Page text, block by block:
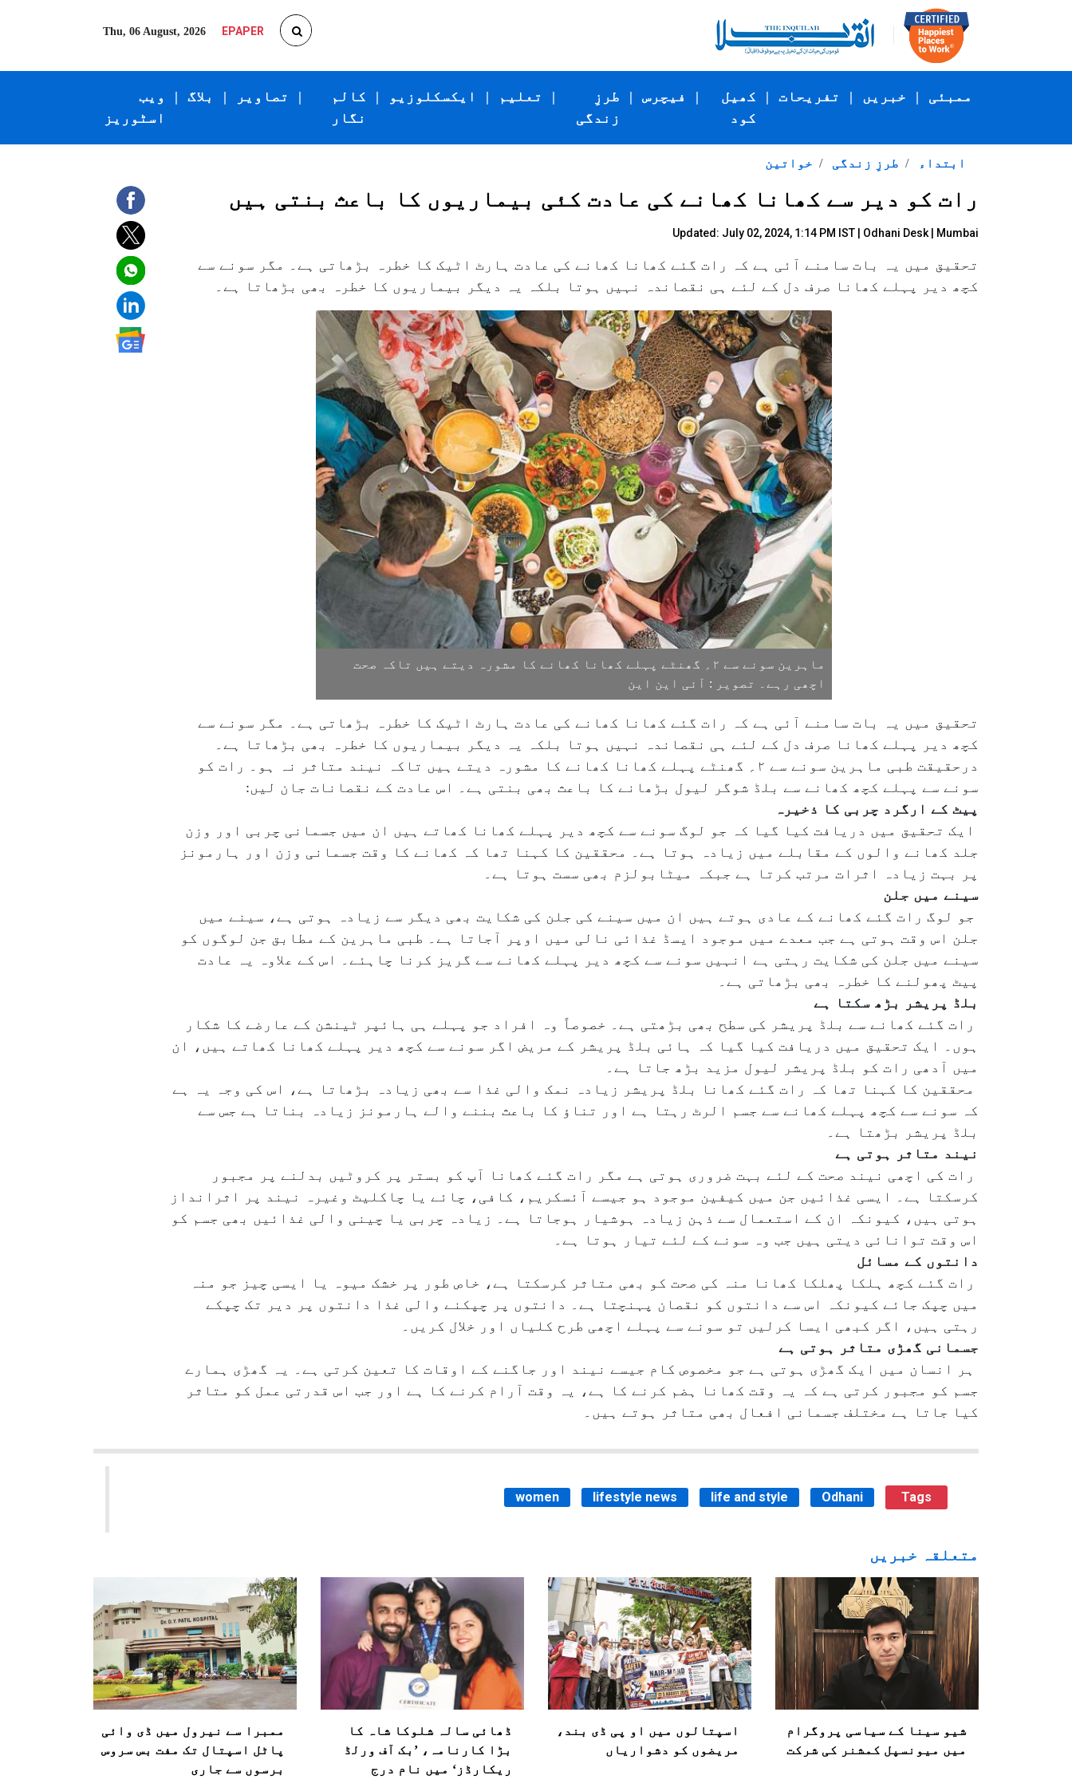
Thu, 06 August, 2026 EPAPER
ویب
اسٹوریز
| بلاگ | تصاویر |
کالم
نگار
| ایکسکلوزیو | تعلیم |
طرزِ
زندگی
| فیچرس |
کھیل
کود
| تفریحات | خبریں | ممبئی
خواتین طرزِ زندگی ابتداء
رات کو دیر سے کھانا کھانے کی عادت کئی بیماریوں کا باعث بنتی ہیں
Updated: July 02, 2024, 1:14 PM IST | Odhani Desk | Mumbai
تحقیق میں یہ بات سامنے آئی ہے کہ رات گئے کھانا کھانے کی عادت ہارٹ اٹیک کا خطرہ بڑھاتی ہے۔ مگر سونے سے
کچھ دیر پہلے کھانا صرف دل کے لئے ہی نقصاندہ نہیں ہوتا بلکہ یہ دیگر بیماریوں کا خطرہ بھی بڑھاتا ہے۔
ماہرین سونے سے ۲؍ گھنٹے پہلے کھانا کھانے کا مشورہ دیتے ہیں تاکہ صحت
اچھی رہے۔ تصویر : آئی این این
تحقیق میں یہ بات سامنے آئی ہے کہ رات گئے کھانا کھانے کی عادت ہارٹ اٹیک کا خطرہ بڑھاتی ہے۔ مگر سونے سے
کچھ دیر پہلے کھانا صرف دل کے لئے ہی نقصاندہ نہیں ہوتا بلکہ یہ دیگر بیماریوں کا خطرہ بھی بڑھاتا ہے۔
درحقیقت طبی ماہرین سونے سے ۲؍ گھنٹے پہلے کھانا کھانے کا مشورہ دیتے ہیں تاکہ نیند متاثر نہ ہو۔ رات کو
سونے سے پہلے کچھ کھانے سے بلڈ شوگر لیول بڑھانے کا باعث بھی بنتی ہے۔ اس عادت کے نقصانات جان لیں:
پیٹ کے ارگرد چربی کا ذخیرہ
ایک تحقیق میں دریافت کیا گیا کہ جو لوگ سونے سے کچھ دیر پہلے کھانا کھاتے ہیں ان میں جسمانی چربی اور وزن
جلد کھانے والوں کے مقابلے میں زیادہ ہوتا ہے۔ محققین کا کہنا تھا کہ کھانے کا وقت جسمانی وزن اور ہارمونز
پر بہت زیادہ اثرات مرتب کرتا ہے جبکہ میٹابولزم بھی سست ہوتا ہے۔
سینے میں جلن
جو لوگ رات گئے کھانے کے عادی ہوتے ہیں ان میں سینے کی جلن کی شکایت بھی دیگر سے زیادہ ہوتی ہے، سینے میں
جلن اس وقت ہوتی ہے جب معدے میں موجود ایسڈ غذائی نالی میں اوپر آجاتا ہے۔ طبی ماہرین کے مطابق جن لوگوں کو
سینے میں جلن کی شکایت رہتی ہے انہیں سونے سے کچھ دیر پہلے کھانے سے گریز کرنا چاہئے۔ اس کے علاوہ یہ عادت
پیٹ پھولنے کا خطرہ بھی بڑھاتی ہے۔
بلڈ پریشر بڑھ سکتا ہے
رات گئے کھانے سے بلڈ پریشر کی سطح بھی بڑھتی ہے۔ خصوصاً وہ افراد جو پہلے ہی ہائپر ٹینشن کے عارضے کا شکار
ہوں۔ ایک تحقیق میں دریافت کیا گیا کہ ہائی بلڈ پریشر کے مریض اگر سونے سے کچھ دیر پہلے کھانا کھاتے ہیں، ان
میں آدھی رات کو بلڈ پریشر لیول مزید بڑھ جاتا ہے۔
محققین کا کہنا تھا کہ رات گئے کھانا بلڈ پریشر زیادہ نمک والی غذا سے بھی زیادہ بڑھاتا ہے، اس کی وجہ یہ ہے
کہ سونے سے کچھ پہلے کھانے سے جسم الرٹ رہتا ہے اور تناؤ کا باعث بننے والے ہارمونز زیادہ بناتا ہے جس سے
بلڈ پریشر بڑھتا ہے۔
نیند متاثر ہوتی ہے
رات کی اچھی نیند صحت کے لئے بہت ضروری ہوتی ہے مگر رات گئے کھانا آپ کو بستر پر کروٹیں بدلنے پر مجبور
کرسکتا ہے۔ ایسی غذائیں جن میں کیفین موجود ہو جیسے آئسکریم، کافی، چائے یا چاکلیٹ وغیرہ نیند پر اثرانداز
ہوتی ہیں، کیونکہ ان کے استعمال سے ذہن زیادہ ہوشیار ہوجاتا ہے۔ زیادہ چربی یا چینی والی غذائیں بھی جسم کو
اس وقت توانائی دیتی ہیں جب وہ سونے کے لئے تیار ہوتا ہے۔
دانتوں کے مسائل
رات گئے کچھ ہلکا پھلکا کھانا منہ کی صحت کو بھی متاثر کرسکتا ہے، خاص طور پر خشک میوہ یا ایسی چیز جو منہ
میں چپک جائے کیونکہ اس سے دانتوں کو نقصان پہنچتا ہے۔ دانتوں پر چپکنے والی غذا دانتوں پر دیر تک چپکے
رہتی ہیں، اگر کبھی ایسا کرلیں تو سونے سے پہلے اچھی طرح کلیاں اور خلال کریں۔
جسمانی گھڑی متاثر ہوتی ہے
ہر انسان میں ایک گھڑی ہوتی ہے جو مخصوص کام جیسے نیند اور جاگنے کے اوقات کا تعین کرتی ہے۔ یہ گھڑی ہمارے
جسم کو مجبور کرتی ہے کہ یہ وقت کھانا ہضم کرنے کا ہے، یہ وقت آرام کرنے کا ہے اور جب اس قدرتی عمل کو متاثر
کیا جاتا ہے مختلف جسمانی افعال بھی متاثر ہوتے ہیں۔
women lifestyle news life and style Odhani Tags
متعلقہ خبریں
شیو سینا کے سیاسی پروگرام
میں میونسپل کمشنر کی شرکت
اسپتالوں میں او پی ڈی بند،
مریضوں کو دشواریاں
ڈھائی سالہ شلوکا شاہ کا
بڑا کارنامہ، ’بک آف ورلڈ
ریکارڈز‘ میں نام درج
ممبرا سے نیرول میں ڈی وائی
پاٹل اسپتال تک مفت بس سروس
برسوں سے جاری